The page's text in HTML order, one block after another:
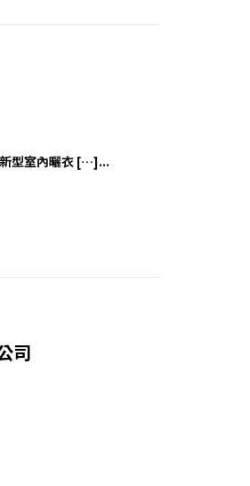
型室內曬衣 […]...
司